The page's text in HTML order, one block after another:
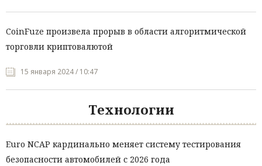
CoinFuze произвела прорыв в области алгоритмической
торговли криптовалютой
15 января 2024 / 10:47
Технологии
Euro NCAP кардинально меняет систему тестирования
безопасности автомобилей с 2026 года